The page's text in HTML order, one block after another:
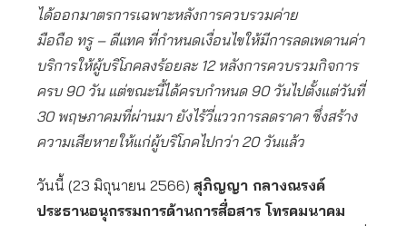
ได้ออกมาตรการเฉพาะหลังการควบรวมค่าย
มือถือ ทรู – ดีแทค ที่กำหนดเงื่อนไขให้มีการลดเพดานค่า
บริการให้ผู้บริโภคลงร้อยละ 12 หลังการควบรวมกิจการ
ครบ 90 วัน แต่ขณะนี้ได้ครบกำหนด 90 วันไปตั้งแต่วันที่
30 พฤษภาคมที่ผ่านมา ยังไร้วี่แววการลดราคา ซึ่งสร้าง
ความเสียหายให้แก่ผู้บริโภคไปกว่า 20 วันแล้ว
วันนี้ (23 มิถุนายน 2566) สุภิญญา กลางณรงค์
ประธานอนุกรรมการด้านการสื่อสาร โทรคมนาคม